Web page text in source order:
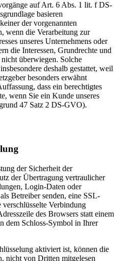
auf Art. 6 Abs. 1 lit. f DS-
basieren
der vorgenannten
wenn die Verarbeitung zur
unseres Unternehmens oder
die Interessen, Grundrechte und
überwiegen. Solche
deshalb gestattet, weil
besonders erwähnt
dass ein berechtigtes
wenn Sie ein Kunde unseres
47 Satz 2 DS-GVO).
der Sicherheit der
der Übertragung vertraulicher
Login-Daten oder
Betreiber senden, eine SSL-
Verbindung
des Browsers statt einem
dem Schloss-Symbol in Ihrer
aktiviert ist, können die
nicht von Dritten mitgelesen